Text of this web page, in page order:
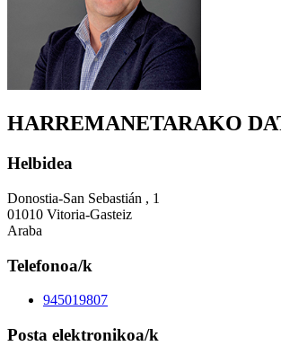
HARREMANETARAKO
Helbidea
Donostia-San Sebastián , 1
01010 Vitoria-Gasteiz
Araba
Telefonoa/k
945019807
Posta elektronikoa/k